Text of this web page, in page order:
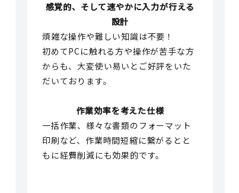
感覚的、そして速やかに入力が行える
設計
煩雑な操作や難しい知識は不要！
初めてPCに触れる方や操作が苦手な方
からも、大変使い易いとご好評をいた
だいております。
作業効率を考えた仕様
一括作業、様々な書類のフォーマット
印刷など、作業時間短縮に繋がるとと
もに経費削減にも効果的です。